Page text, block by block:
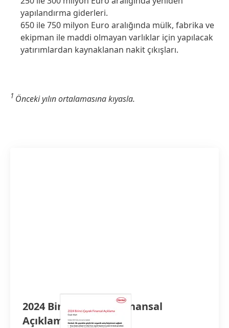
yapılandırma giderleri.
650 ile 750 milyon Euro aralığında mülk, fabrika ve
ekipman ile maddi olmayan varlıklar için yapılacak
yatırımlardan kaynaklanan nakit çıkışları.
1 Önceki yılın ortalamasına kıyasla.
2024 Birinci Çeyrek Finansal
Açıklama